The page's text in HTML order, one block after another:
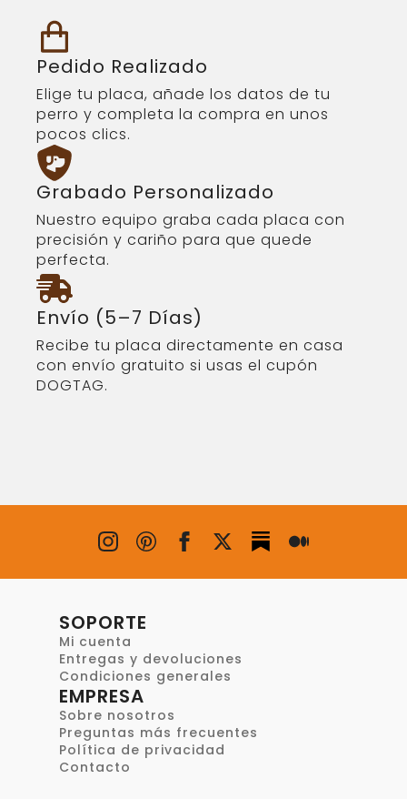
Pedido Realizado
Elige tu placa, añade los datos de tu
perro y completa la compra en unos
pocos clics.
Grabado Personalizado
Nuestro equipo graba cada placa con
precisión y cariño para que quede
perfecta.
Envío (5–7 Días)
Recibe tu placa directamente en casa
con envío gratuito si usas el cupón
DOGTAG.
SOPORTE
Mi cuenta
Entregas y devoluciones
Condiciones generales
EMPRESA
Sobre nosotros
Preguntas más frecuentes
Política de privacidad
Contacto